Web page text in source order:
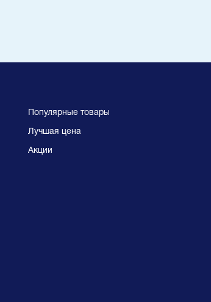
Популярные товары
Лучшая цена
Акции